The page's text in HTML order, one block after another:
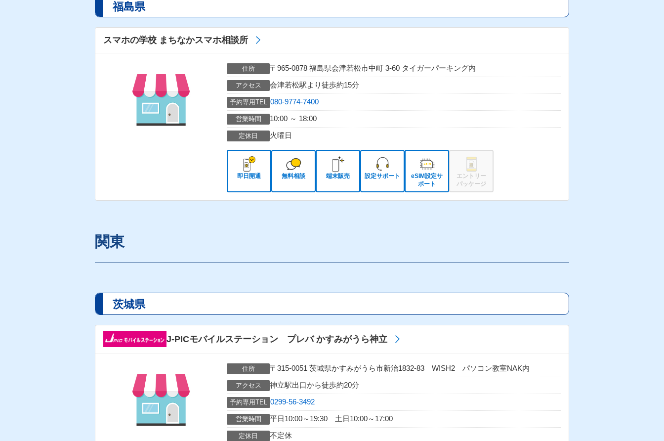
福島県
スマホの学校 まちなかスマホ相談所
住所 〒965-0878 福島県会津若松市中町 3-60 タイガーパーキング内
アクセス 会津若松駅より徒歩約15分
予約専用TEL 080-9774-7400
営業時間 10:00 ～ 18:00
定休日 火曜日
即日開通 無料相談 端末販売 設定サポート
eSIM設定サ
ポート
エントリー
パッケージ
関東
茨城県
J-PICモバイルステーション プレバ かすみがうら神立
住所 〒315-0051 茨城県かすみがうら市新治1832-83 WISH2 パソコン教室NAK内
アクセス 神立駅出口から徒歩約20分
予約専用TEL 0299-56-3492
営業時間 平日10:00～19:30 土日10:00～17:00
定休日 不定休